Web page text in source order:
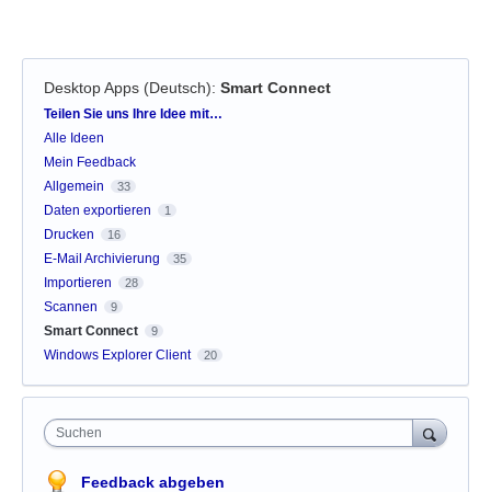
Desktop Apps (Deutsch): Smart Connect
Kategorien
Teilen Sie uns Ihre Idee mit…
Alle Ideen
Mein Feedback
Allgemein
33
Daten exportieren 1
Drucken 16
E-Mail Archivierung 35
Importieren 28
Scannen 9
Smart Connect 9
Windows Explorer Client 20
Suchen
Feedback abgeben